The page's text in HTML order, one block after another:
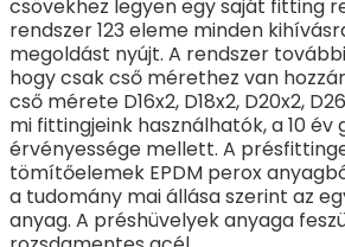
csövekhez legyen egy saját fitting
rendszer 123 eleme minden
megoldást nyújt. A rendszer
hogy csak cső mérethez van
cső mérete D16x2, D18x2, D20x2,
mi fittingjeink használhatók, a 10 év
érvényessége mellett. A
tömítőelemek EPDM perox
a tudomány mai állása szerint az
anyag. A préshüvelyek anyaga